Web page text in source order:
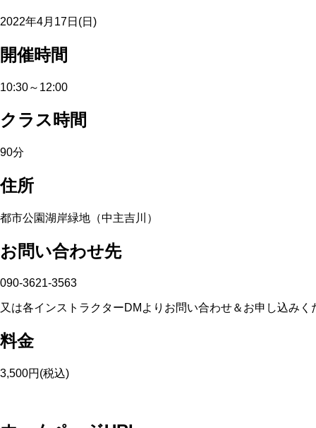
2022年4月17日(日)
開催時間
10:30～12:00
クラス時間
90分
住所
都市公園湖岸緑地（中主吉川）
お問い合わせ先
090-3621-3563
又は各インストラクターDMよりお問い合わせ＆お申し込みく
料金
3,500円(税込)